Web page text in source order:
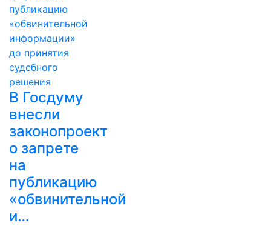
В Госдуму
внесли
законопроект
о запрете
на
публикацию
«обвинительной
и…